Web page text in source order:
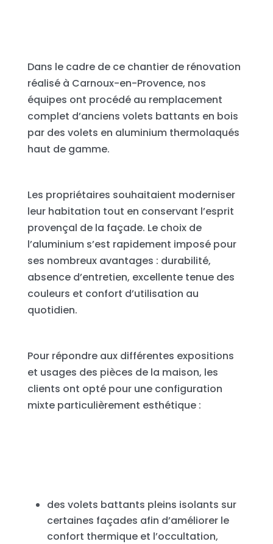
Dans le cadre de ce chantier de rénovation
réalisé à Carnoux-en-Provence, nos
équipes ont procédé au remplacement
complet d’anciens volets battants en bois
par des volets en aluminium thermolaqués
haut de gamme.
Les propriétaires souhaitaient moderniser
leur habitation tout en conservant l’esprit
provençal de la façade. Le choix de
l’aluminium s’est rapidement imposé pour
ses nombreux avantages : durabilité,
absence d’entretien, excellente tenue des
couleurs et confort d’utilisation au
quotidien.
Pour répondre aux différentes expositions
et usages des pièces de la maison, les
clients ont opté pour une configuration
mixte particulièrement esthétique :
des volets battants pleins isolants sur
certaines façades afin d’améliorer le
confort thermique et l’occultation,